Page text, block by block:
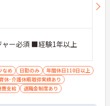
ー必須 ■経験1年以上
なめ 日勤のみ
年間休日110日以上
休･介護休暇取得実績あり
費支給 退職金制度あり